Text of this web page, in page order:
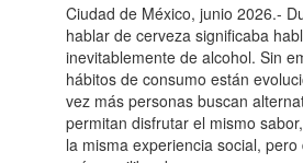
Ciudad de México, junio 2026.-
hablar de cerveza significaba
inevitablemente de alcohol. Sin
hábitos de consumo están
vez más personas buscan
permitan disfrutar el mismo
la misma experiencia social,